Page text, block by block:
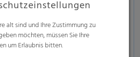
perfekt geeignet
diverser Güter
Heizkörper
alt sind und Ihre Zustimmung zu
möchten, müssen Sie Ihre
um Erlaubnis bitten.